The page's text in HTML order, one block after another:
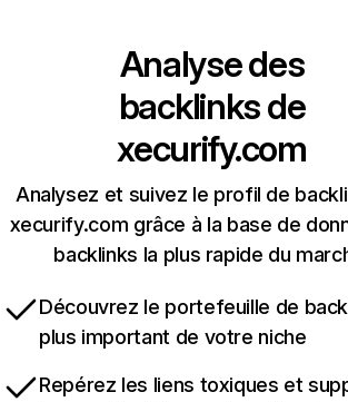
Analyse des
backlinks de
xecurify.com
Analysez et suivez le profil de
xecurify.com grâce à la base de
backlinks la plus rapide du
Découvrez le portefeuille de
plus important de votre niche
Repérez les liens toxiques et